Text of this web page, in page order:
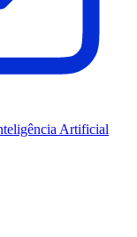
Artificial